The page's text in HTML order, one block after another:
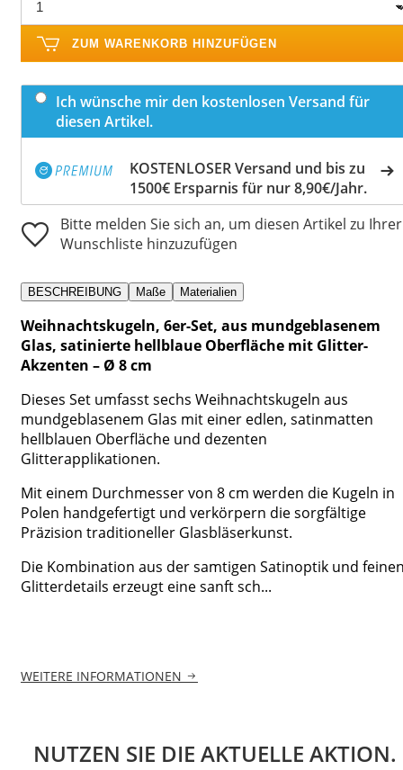
ZUM WARENKORB HINZUFÜGEN
Ich wünsche mir den kostenlosen Versand für
diesen Artikel.
KOSTENLOSER Versand und bis zu
1500€ Ersparnis für nur 8,90€/Jahr.
Bitte melden Sie sich an, um diesen Artikel zu Ihrer
Wunschliste hinzuzufügen
BESCHREIBUNG Maße Materialien
Weihnachtskugeln, 6er-Set, aus mundgeblasenem
Glas, satinierte hellblaue Oberfläche mit Glitter-
Akzenten – Ø 8 cm
Dieses Set umfasst sechs Weihnachtskugeln aus
mundgeblasenem Glas mit einer edlen, satinmatten
hellblauen Oberfläche und dezenten
Glitterapplikationen.
Mit einem Durchmesser von 8 cm werden die Kugeln in
Polen handgefertigt und verkörpern die sorgfältige
Präzision traditioneller Glasbläserkunst.
Die Kombination aus der samtigen Satinoptik und
Glitterdetails erzeugt eine sanft sch...
WEITERE INFORMATIONEN
NUTZEN SIE DIE AKTUELLE AKTION.